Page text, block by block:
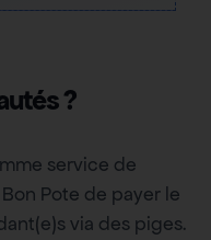
?
service de
Pote de payer le
via des piges.